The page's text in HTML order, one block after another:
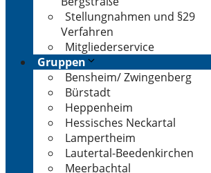
Stellungnahmen und §29
Verfahren
Mitgliederservice
Gruppen
Bensheim/ Zwingenberg
Bürstadt
Heppenheim
Hessisches Neckartal
Lampertheim
Lautertal-Beedenkirchen
Meerbachtal